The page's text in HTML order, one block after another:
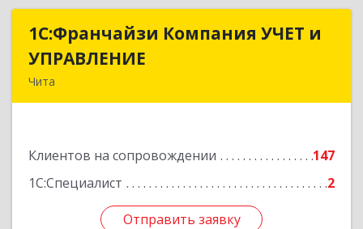
1С:Франчайзи Компания УЧЕТ и
УПРАВЛЕНИЕ
Чита
Клиентов на сопровождении
147
1С:Специалист
2
Отправить заявку
1С:Франчайзи Компания УЧЕТ и
Подробнее
Отправить заявку